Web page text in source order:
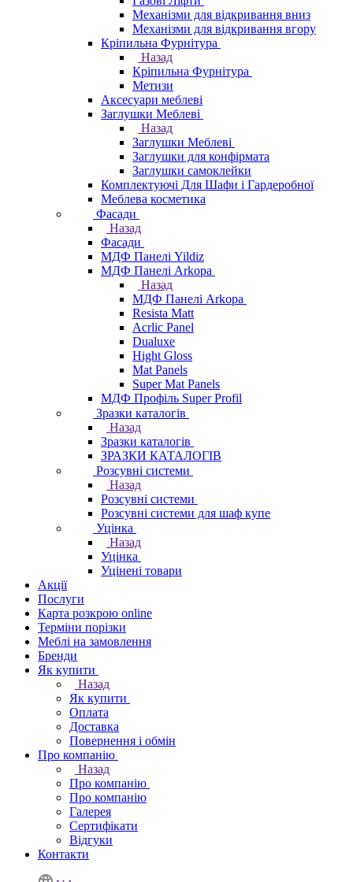
Механізми для відкривання вниз
Механізми для відкривання вгору
Кріпильна Фурнітура
Назад
Кріпильна Фурнітура
Метизи
Аксесуари меблеві
Заглушки Меблеві
Назад
Заглушки Меблеві
Заглушки для конфірмата
Заглушки самоклейки
Комплектуючі Для Шафи і Гардеробної
Меблева косметика
Фасади
Назад
Фасади
МДФ Панелі Yildiz
МДФ Панелі Arkopa
Назад
МДФ Панелі Arkopa
Resista Matt
Acrlic Panel
Dualuxe
Hight Gloss
Mat Panels
Super Mat Panels
МДФ Профіль Super Profil
Зразки каталогів
Назад
Зразки каталогів
ЗРАЗКИ КАТАЛОГІВ
Розсувні системи
Назад
Розсувні системи
Розсувні системи для шаф купе
Уцінка
Назад
Уцінка
Уцінені товари
Акції
Послуги
Карта розкрою online
Терміни порізки
Меблі на замовлення
Бренди
Як купити
Назад
Як купити
Оплата
Доставка
Повернення і обмін
Про компанію
Назад
Про компанію
Про компанію
Галерея
Сертифікати
Відгуки
Контакти